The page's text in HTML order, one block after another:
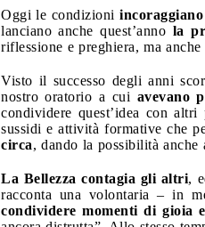
Oggi le condizioni
lanciano anche quest’anno la
riflessione e preghiera, ma
Visto il successo degli anni
nostro oratorio a cui avevano
condividere quest’idea con
sussidi e attività formative che
circa, dando la possibilità
La Bellezza contagia gli altri,
racconta una volontaria – in
condividere momenti di gioia